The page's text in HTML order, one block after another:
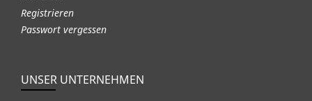
Registrieren
Passwort vergessen
UNSER UNTERNEHMEN